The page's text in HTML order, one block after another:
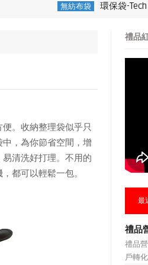
環保袋-Tech Data 四色
便。收納整理袋似乎只
，為你節省空間，增
清洗好打理。不用的
都可以輕鬆一包。
禮品
最
禮品
禮品
戶轉